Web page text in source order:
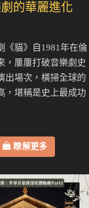
的華麗進化
《貓》自1981年在倫
，屢屢打破音樂劇史
出場次，橫掃全球的
，堪稱是史上最成功
瞭解更多